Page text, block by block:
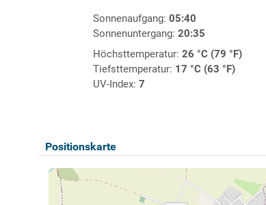
Sonnenaufgang: 05:40
Sonnenuntergang: 20:35
Höchsttemperatur: 26 °C (79 °F)
Tiefsttemperatur: 17 °C (63 °F)
UV-Index: 7
Positionskarte